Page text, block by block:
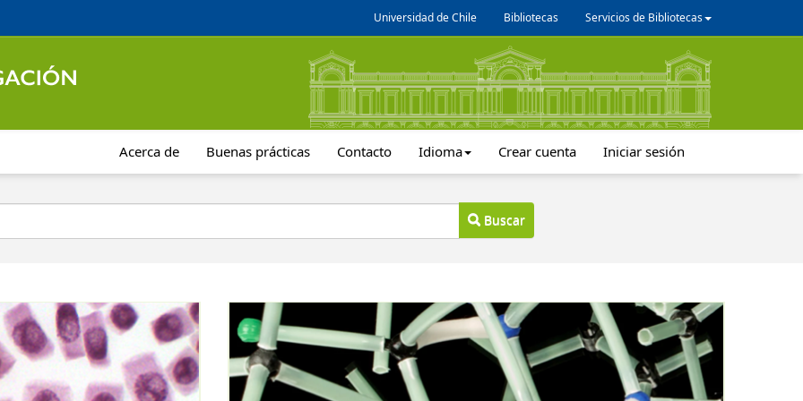
Universidad de Chile Bibliotecas Servicios de Bibliotecas
Acerca de Buenas prácticas Contacto Idioma Crear cuenta Iniciar sesión
Buscar